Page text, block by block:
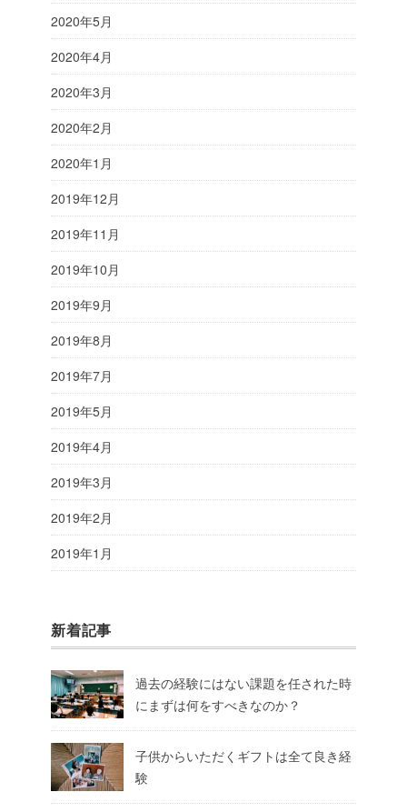
2020年5月
2020年4月
2020年3月
2020年2月
2020年1月
2019年12月
2019年11月
2019年10月
2019年9月
2019年8月
2019年7月
2019年5月
2019年4月
2019年3月
2019年2月
2019年1月
新着記事
過去の経験にはない課題を任された時
にまずは何をすべきなのか？
子供からいただくギフトは全て良き経
験